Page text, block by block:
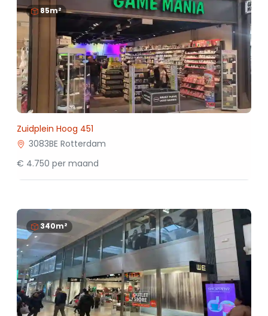
85m²
Zuidplein Hoog 451
3083BE Rotterdam
€ 4.750 per maand
340m²